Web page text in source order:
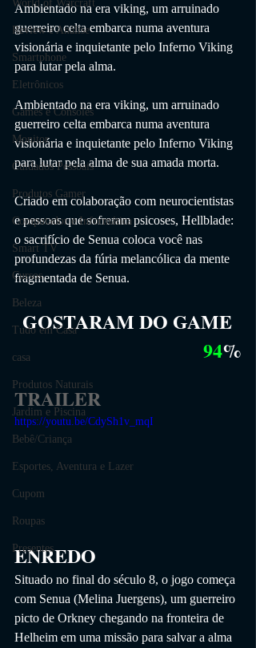
World of Warcraft
Review e Análise
Smartphone
Eletrônicos
Games e Consoles
Monitor
Cuidados Pessoais
Produtos Gamer
Computador e Informática
Smart TV
Cursos
Beleza
Tudo em Casa
casa
Produtos Naturais
Jardim e Piscina
Bebê/Criança
Esportes, Aventura e Lazer
Cupom
Roupas
Presentes
Ambientado na era viking, um arruinado
guerreiro celta embarca numa aventura
visionária e inquietante pelo Inferno Viking
para lutar pela alma.
Ambientado na era viking, um arruinado
guerreiro celta embarca numa aventura
visionária e inquietante pelo Inferno Viking
para lutar pela alma de sua amada morta.
Criado em colaboração com neurocientistas
e pessoas que sofreram psicoses, Hellblade:
o sacrifício de Senua coloca você nas
profundezas da fúria melancólica da mente
fragmentada de Senua.
GOSTARAM DO GAME
94%
TRAILER
https://youtu.be/CdySh1v_mqI
ENREDO
Situado no final do século 8, o jogo começa
com Senua (Melina Juergens), um guerreiro
picto de Orkney chegando na fronteira de
Helheim em uma missão para salvar a alma